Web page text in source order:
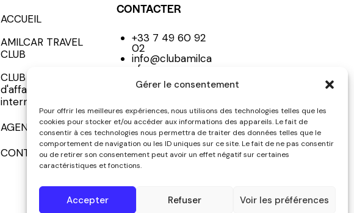
Gérer le consentement
Pour offrir les meilleures expériences, nous utilisons des technologies telles que les
cookies pour stocker et/ou accéder aux informations des appareils. Le fait de
consentir à ces technologies nous permettra de traiter des données telles que le
comportement de navigation ou les ID uniques sur ce site. Le fait de ne pas consentir
ou de retirer son consentement peut avoir un effet négatif sur certaines
caractéristiques et fonctions.
Accepter Refuser Voir les préférences
ACCUEIL
AMILCAR TRAVEL
CLUB
CLUB AMILCAR, Club
d'affaires
international
AGENCE MEDIANE
CONTACT
CONTACTER
+33 7 49 60 92
02
info@clubamilca
r.fr